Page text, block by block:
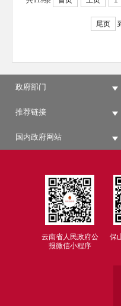
尾页
政府部门
推荐链接
国内政府网站
云南省人民政府公
报微信小程序
保